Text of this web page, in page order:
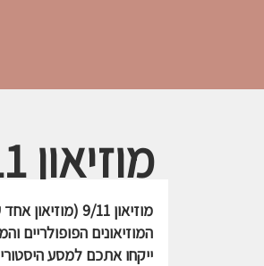
מוזיאון 9/11 אחד עשרה בספטמבר
מוזיאון 9/11
המוזיאונים הפופולריים
ייקחו אתכם למסע